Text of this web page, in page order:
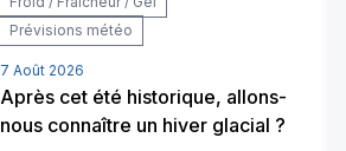
Prévisions météo
7 Août 2026
Après cet été historique, allons-
nous connaître un hiver glacial ?